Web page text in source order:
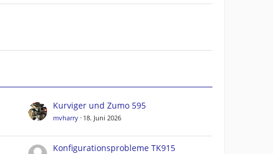
Kurviger und Zumo 595
mvharry 18. Juni 2026
Konfigurationsprobleme TK915